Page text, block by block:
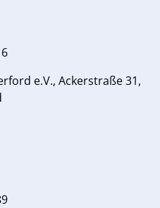
e.V., Ackerstraße 31,